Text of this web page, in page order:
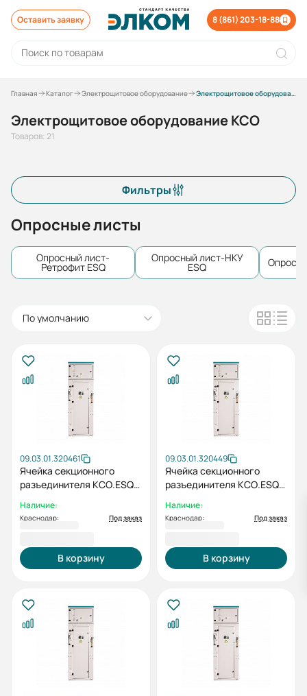
Оставить заявку 8 (861) 203-18-88
Главная Каталог Электрощитовое оборудование Электрощитовое оборудование КСО
Электрощитовое оборудование КСО
Товаров: 21
Опросные листы
Опросный лист-
Ретрофит ESQ
Опросный лист-НКУ
ESQ
Фильтры
По умолчанию
09.03.01.320461
Ячейка секционного
разъединителя КСО.ESQ-
Наличие:
Краснодар: Под заказ
В корзину
09.03.01.320449
Ячейка секционного
разъединителя КСО.ESQ-
Наличие:
Краснодар: Под заказ
В корзину